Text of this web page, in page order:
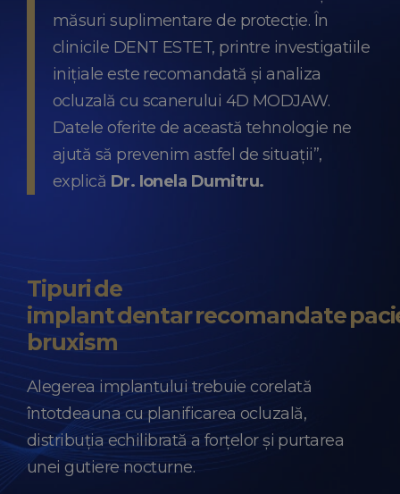
măsuri suplimentare de protecție. În
clinicile DENT ESTET, printre investigatiile
inițiale este recomandată și analiza
ocluzală cu scanerului 4D MODJAW.
Datele oferite de această tehnologie ne
ajută să prevenim astfel de situații”,
explică Dr. Ionela Dumitru.
Tipuri de
implant dentar recomandate
bruxism
Alegerea implantului trebuie corelată
întotdeauna cu planificarea ocluzală,
distribuția echilibrată a forțelor și purtarea
unei gutiere nocturne.